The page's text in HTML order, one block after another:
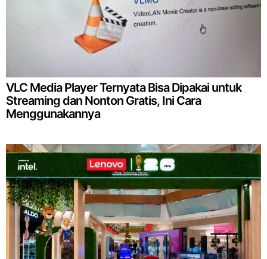
VLC Media Player Ternyata Bisa Dipakai untuk
Streaming dan Nonton Gratis, Ini Cara
Menggunakannya